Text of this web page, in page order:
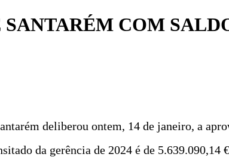
COM
deliberou ontem, 14 de janeiro, a
da gerência de 2024 é de 5.639.090,14